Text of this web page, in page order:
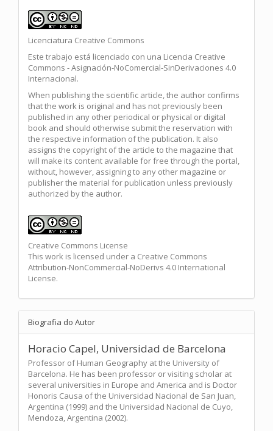
Licenciatura Creative Commons
Este trabajo está licenciado con una Licencia Creative
Commons - Asignación-NoComercial-SinDerivaciones 4.0
Internacional.
When publishing the scientific article, the author confirms
that the work is original and has not previously been
published in any other periodical or physical or digital
book and should otherwise submit the reservation with
the respective information of the publication. It also
assigns the copyright of the article to the magazine that
will make its content available for free through the portal,
without, however, assigning to any other magazine or
publisher the material for publication unless previously
authorized by the author.
Creative Commons License
This work is licensed under a Creative Commons
Attribution-NonCommercial-NoDerivs 4.0 International
License.
Biografia do Autor
Horacio Capel, Universidad de Barcelona
Professor of Human Geography at the University of
Barcelona. He has been professor or visiting scholar at
several universities in Europe and America and is Doctor
Honoris Causa of the Universidad Nacional de San Juan,
Argentina (1999) and the Universidad Nacional de Cuyo,
Mendoza, Argentina (2002).